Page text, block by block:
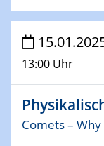
24.02.2025
CENIDE-BGU
WIN &
MATURE
13:00 Uhr
Comets –